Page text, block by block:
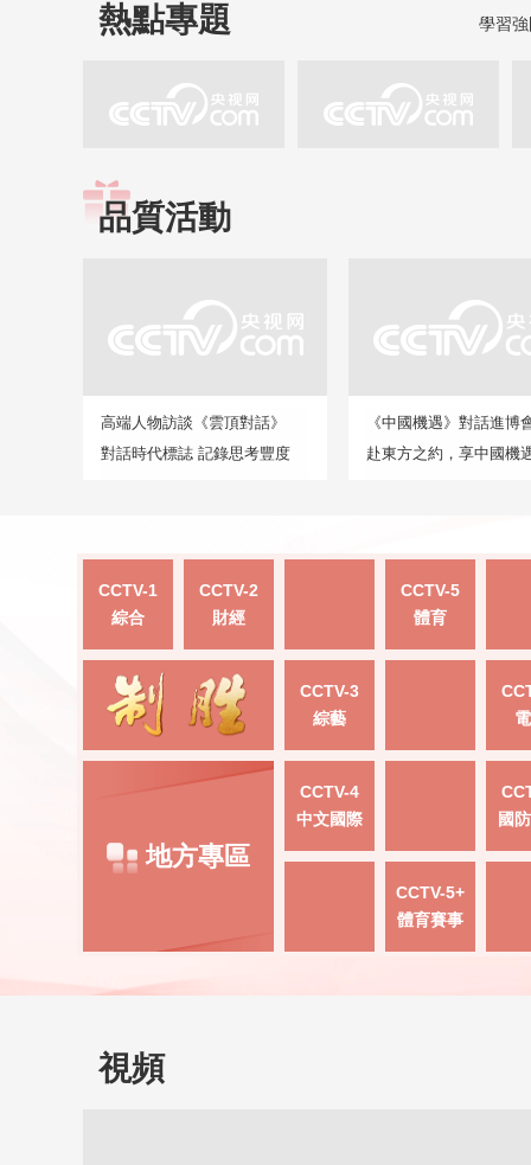
熱點專題 學習
品質活動
高端人物訪談《雲頂對話》
對話時代標誌 記錄思考豐度
《中國機遇》對話進博
赴東方之約，享中國機
CCTV-1
綜合
CCTV-2
財經
CCTV-5
體育
CCTV-3
綜藝
地方專區
CCTV-4
中文國際
國
CCTV-5+
體育賽事
視頻